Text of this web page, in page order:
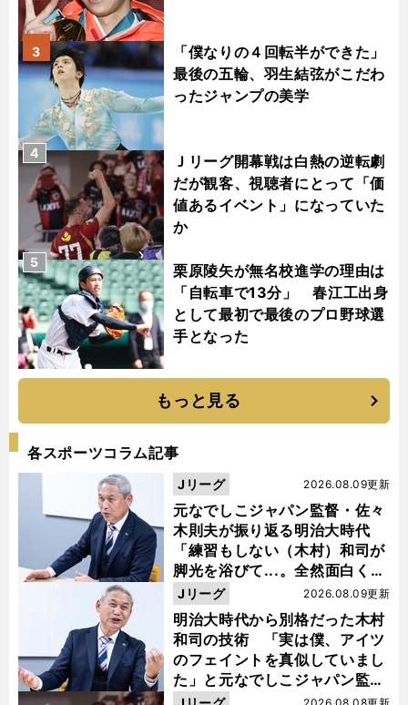
「僕なりの４回転半ができた」
最後の五輪、羽生結弦がこだわ
ったジャンプの美学
3
Ｊリーグ開幕戦は白熱の逆転劇
だが観客、視聴者にとって「価
値あるイベント」になっていた
か
4
栗原陵矢が無名校進学の理由は
「自転車で13分」 春江工出身
として最初で最後のプロ野球選
手となった
5
もっと見る
各スポーツコラム記事
元なでしこジャパン監督・佐々
木則夫が振り返る明治大時代
「練習もしない（木村）和司が
脚光を浴びて...。全然面白くな
い４年間でした」
2026.08.09更新
Jリーグ
明治大時代から別格だった木村
和司の技術 「実は僕、アイツ
のフェイントを真似していまし
た」と元なでしこジャパン監
督・佐々木則夫
2026.08.09更新
Jリーグ